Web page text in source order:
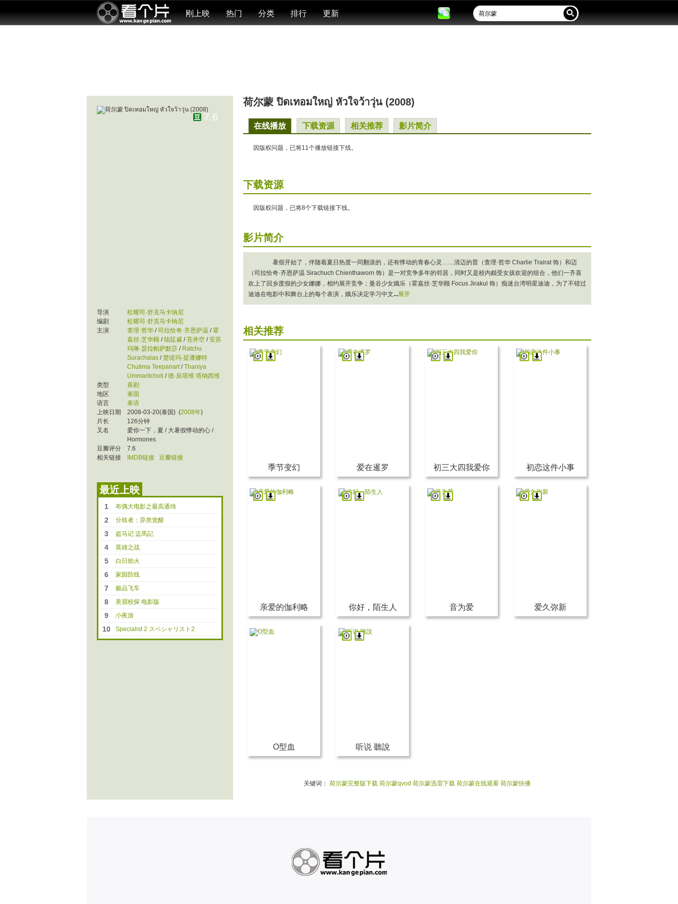
刚上映 热门 分类 排行 更新
荷尔蒙 ปิดเทอมใหญ่ หัวใจว้าวุ่น (2008)
在线播放 下载资源 相关推荐 影片简介
因版权问题，已将11个播放链接下线。
下载资源
因版权问题，已将8个下载链接下线。
影片简介
暑假开始了，伴随着夏日热度一同翻滚的，还有悸动的青春心灵……清迈的普（查理·哲华 Charlie Trairat 饰）和迈
（司拉恰奇·齐恩萨温 Sirachuch Chienthaworn 饰）是一对竞争多年的邻居，同时又是校内颇受女孩欢迎的组合，他们一齐喜
欢上了回乡度假的少女娜娜，相约展开竞争；曼谷少女娥乐（霍嘉丝·芝华顾 Focus Jirakul 饰）痴迷台湾明星迪迪，为了不错过
迪迪在电影中和舞台上的每个表演，娥乐决定学习中文...展开
相关推荐
季节变幻 爱在暹罗 初三大四我爱你 初恋这件小事
亲爱的伽利略 你好，陌生人 音为爱 爱久弥新
O型血 听说 聽說
关键词： 荷尔蒙完整版下载 荷尔蒙qvod 荷尔蒙迅雷下载 荷尔蒙在线观看 荷尔蒙快播
7.6
导演
松耀司·舒克马卡纳尼
编剧
松耀司·舒克马卡纳尼
主演
查理·哲华 /司拉恰奇·齐恩萨温 /霍
嘉丝·芝华顾 / 陆廷威 /苍井空 /安苏
玛琳·瑟拉帕萨默莎 / Ratchu
Surachalas /楚缇玛·提潘娜特
Chutima Teepanart/Thaniya
Ummaritchoti /德·辰塔维 塔纳西维
类型
喜剧
地区
泰国
语言
泰语
上映日期
2008-03-20(泰国) (2008年)
片长
126分钟
又名
爱你一下，夏 / 大暑假悸动的心 /
Hormones
豆瓣评分
7.6
相关链接
IMDB链接 豆瓣链接
最近上映
1 布偶大电影之最高通缉
2 分歧者：异类觉醒
3 盗马记 盜馬記
4 英雄之战
5 白日焰火
6 家园防线
7 极品飞车
8 美眉校探 电影版
9 小夜游
10 Specialist 2 スペシャリスト2